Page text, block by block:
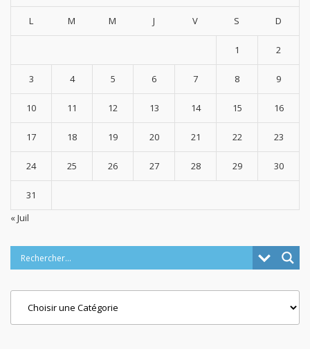
L M M J V S D
1 2
3 4 5 6 7 8 9
10 11 12 13 14 15 16
17 18 19 20 21 22 23
24 25 26 27 28 29 30
31
« Juil